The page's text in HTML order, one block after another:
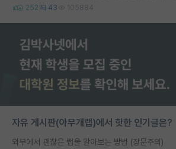
252 43 105884
자유 게시판(아무개랩)에서 핫한 인기글은?
외부에서 괜찮은 랩을 알아보는 방법 (장문주의)